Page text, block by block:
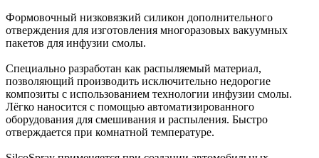
Формовочный низковязкий силикон дополнительного
отверждения для изготовления многоразовых вакуумных
пакетов для инфузии смолы.
Специально разработан как распыляемый материал,
позволяющий производить исключительно недорогие
композиты с использованием технологии инфузии смолы.
Лёгко наносится с помощью автоматизированного
оборудования для смешивания и распыления. Быстро
отверждается при комнатной температуре.